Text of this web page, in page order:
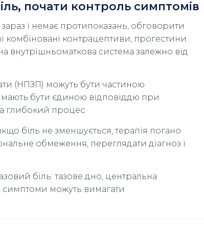
почати контроль симптомів
зараз і немає протипоказань, обговорити
контрацептиви, прогестини
внутрішньоматкова система залежно від
(НПЗП) можуть бути частиною
бути єдиною відповіддю при
глибокий процес.
біль не зменшується, терапія погано
обмеження, переглядати діагноз і
біль: тазове дно, центральна
симптоми можуть вимагати